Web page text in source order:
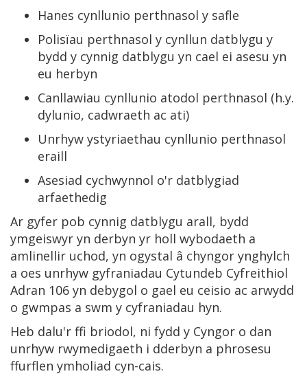
Hanes cynllunio perthnasol y safle
Polisïau perthnasol y cynllun datblygu y
bydd y cynnig datblygu yn cael ei asesu yn
eu herbyn
Canllawiau cynllunio atodol perthnasol (h.y.
dylunio, cadwraeth ac ati)
Unrhyw ystyriaethau cynllunio perthnasol
eraill
Asesiad cychwynnol o'r datblygiad
arfaethedig
Ar gyfer pob cynnig datblygu arall, bydd
ymgeiswyr yn derbyn yr holl wybodaeth a
amlinellir uchod, yn ogystal â chyngor ynghylch
a oes unrhyw gyfraniadau Cytundeb Cyfreithiol
Adran 106 yn debygol o gael eu ceisio ac arwydd
o gwmpas a swm y cyfraniadau hyn.
Heb dalu'r ffi briodol, ni fydd y Cyngor o dan
unrhyw rwymedigaeth i dderbyn a phrosesu
ffurflen ymholiad cyn-cais.